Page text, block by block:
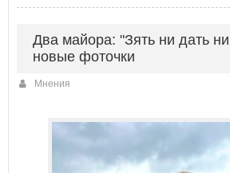
Два майора: "Зять ни дать ни
новые фоточки
Мнения